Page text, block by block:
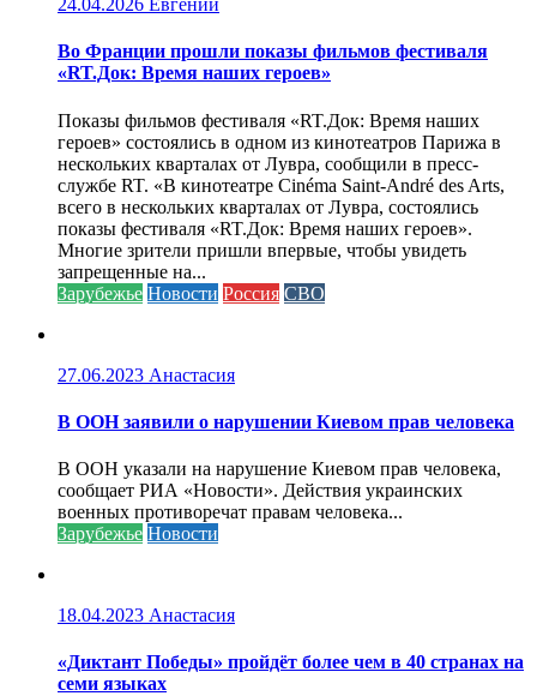
24.04.2026 Евгений
Во Франции прошли показы фильмов фестиваля
«RT.Док: Время наших героев»
Показы фильмов фестиваля «RT.Док: Время наших
героев» состоялись в одном из кинотеатров Парижа в
нескольких кварталах от Лувра, сообщили в пресс-
службе RT. «В кинотеатре Cinéma Saint-André des Arts,
всего в нескольких кварталах от Лувра, состоялись
показы фестиваля «RT.Док: Время наших героев».
Многие зрители пришли впервые, чтобы увидеть
запрещенные на...
Зарубежье Новости Россия СВО
27.06.2023 Анастасия
В ООН заявили о нарушении Киевом прав человека
В ООН указали на нарушение Киевом прав человека,
сообщает РИА «Новости». Действия украинских
военных противоречат правам человека...
Зарубежье Новости
18.04.2023 Анастасия
«Диктант Победы» пройдёт более чем в 40 странах на
семи языках